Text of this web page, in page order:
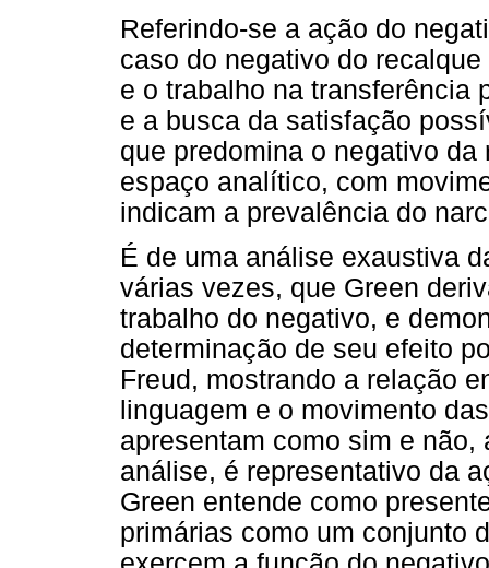
Referindo-se a ação do
caso do negativo do
e o trabalho na transferência
e a busca da satisfação
que predomina o negativo
espaço analítico, com
indicam a prevalência do
É de uma análise exaustiva
várias vezes, que Green
trabalho do negativo, e
determinação de seu efeito
Freud, mostrando a relação
linguagem e o movimento
apresentam como sim e
análise, é representativo da
Green entende como
primárias como um conjunto